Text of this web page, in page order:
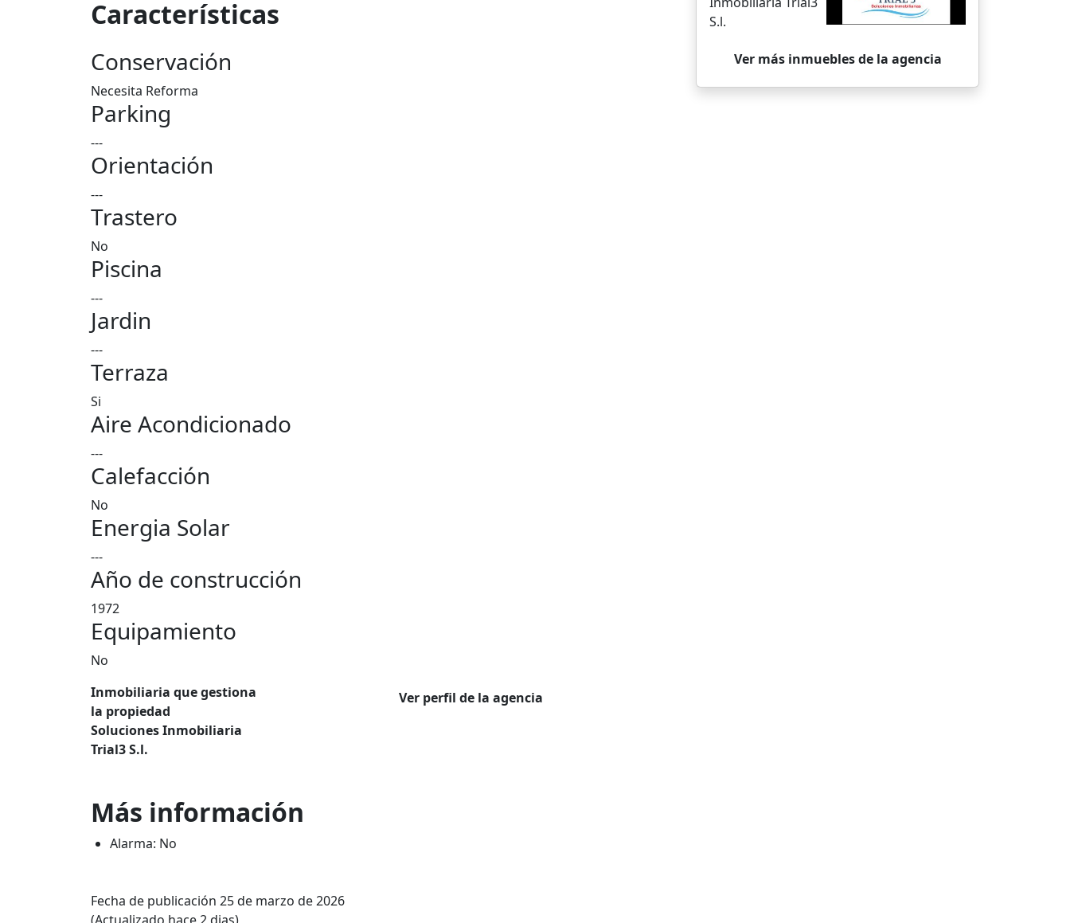
Características
Conservación
Necesita Reforma
Parking
---
Orientación
---
Trastero
No
Piscina
---
Jardin
---
Terraza
Si
Aire Acondicionado
---
Calefacción
No
Energia Solar
---
Año de construcción
1972
Equipamiento
No
Inmobiliaria que gestiona
la propiedad
Soluciones Inmobiliaria
Trial3 S.l.
Ver perfil de la agencia
Más información
Alarma: No
Fecha de publicación 25 de marzo de 2026
S.l.
Ver más inmuebles de la agencia